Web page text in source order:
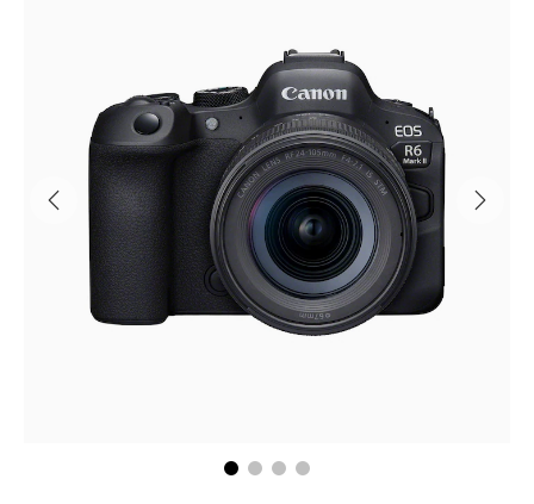
Valoi easy35
Filmskanner
Så långt lagret
Swarovski
Phone Adapter